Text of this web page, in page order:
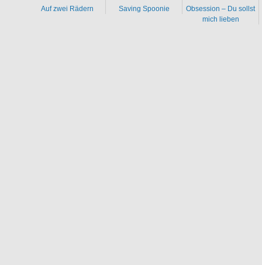
Auf zwei Rädern Saving Spoonie
Obsession – Du sollst
mich lieben